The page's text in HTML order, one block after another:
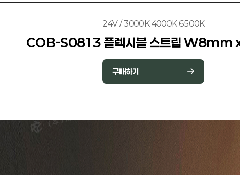
펜던트
M2824R
사각 COB
바리솔PCB
24V / 3000K 4000K 6500K
COB-S0813 플렉시블 스트립 W8mm
구매하기